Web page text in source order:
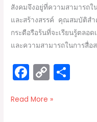
สังคมจึงอยู่ที่ความสามารถใ
และสร้างสรรค์ คุณสมบัติส
กระตือรือร้นที่จะเรียนรู้ตลอ
และความสามารถในการสื่อ
F
a
c
C
o
p
Read More »